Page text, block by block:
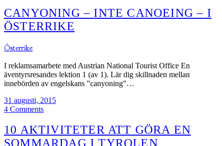
CANYONING – INTE CANOEING – I
ÖSTERRIKE
Österrike
I reklamsamarbete med Austrian National Tourist Office En
äventyrsresandes lektion 1 (av 1). Lär dig skillnaden mellan
innebörden av engelskans ”canyoning”…
31 augusti, 2015
4 Comments
10 AKTIVITETER ATT GÖRA EN
SOMMARDAG I TYROLEN